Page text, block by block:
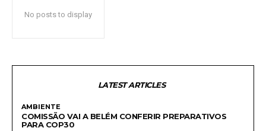
No posts to display
LATEST ARTICLES
AMBIENTE
COMISSÃO VAI A BELÉM CONFERIR PREPARATIVOS
PARA COP30